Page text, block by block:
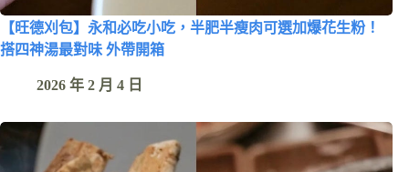
【旺德刈包】永和必吃小吃，半肥半瘦肉可選加爆花生粉！
搭四神湯最對味 外帶開箱
2026 年 2 月 4 日